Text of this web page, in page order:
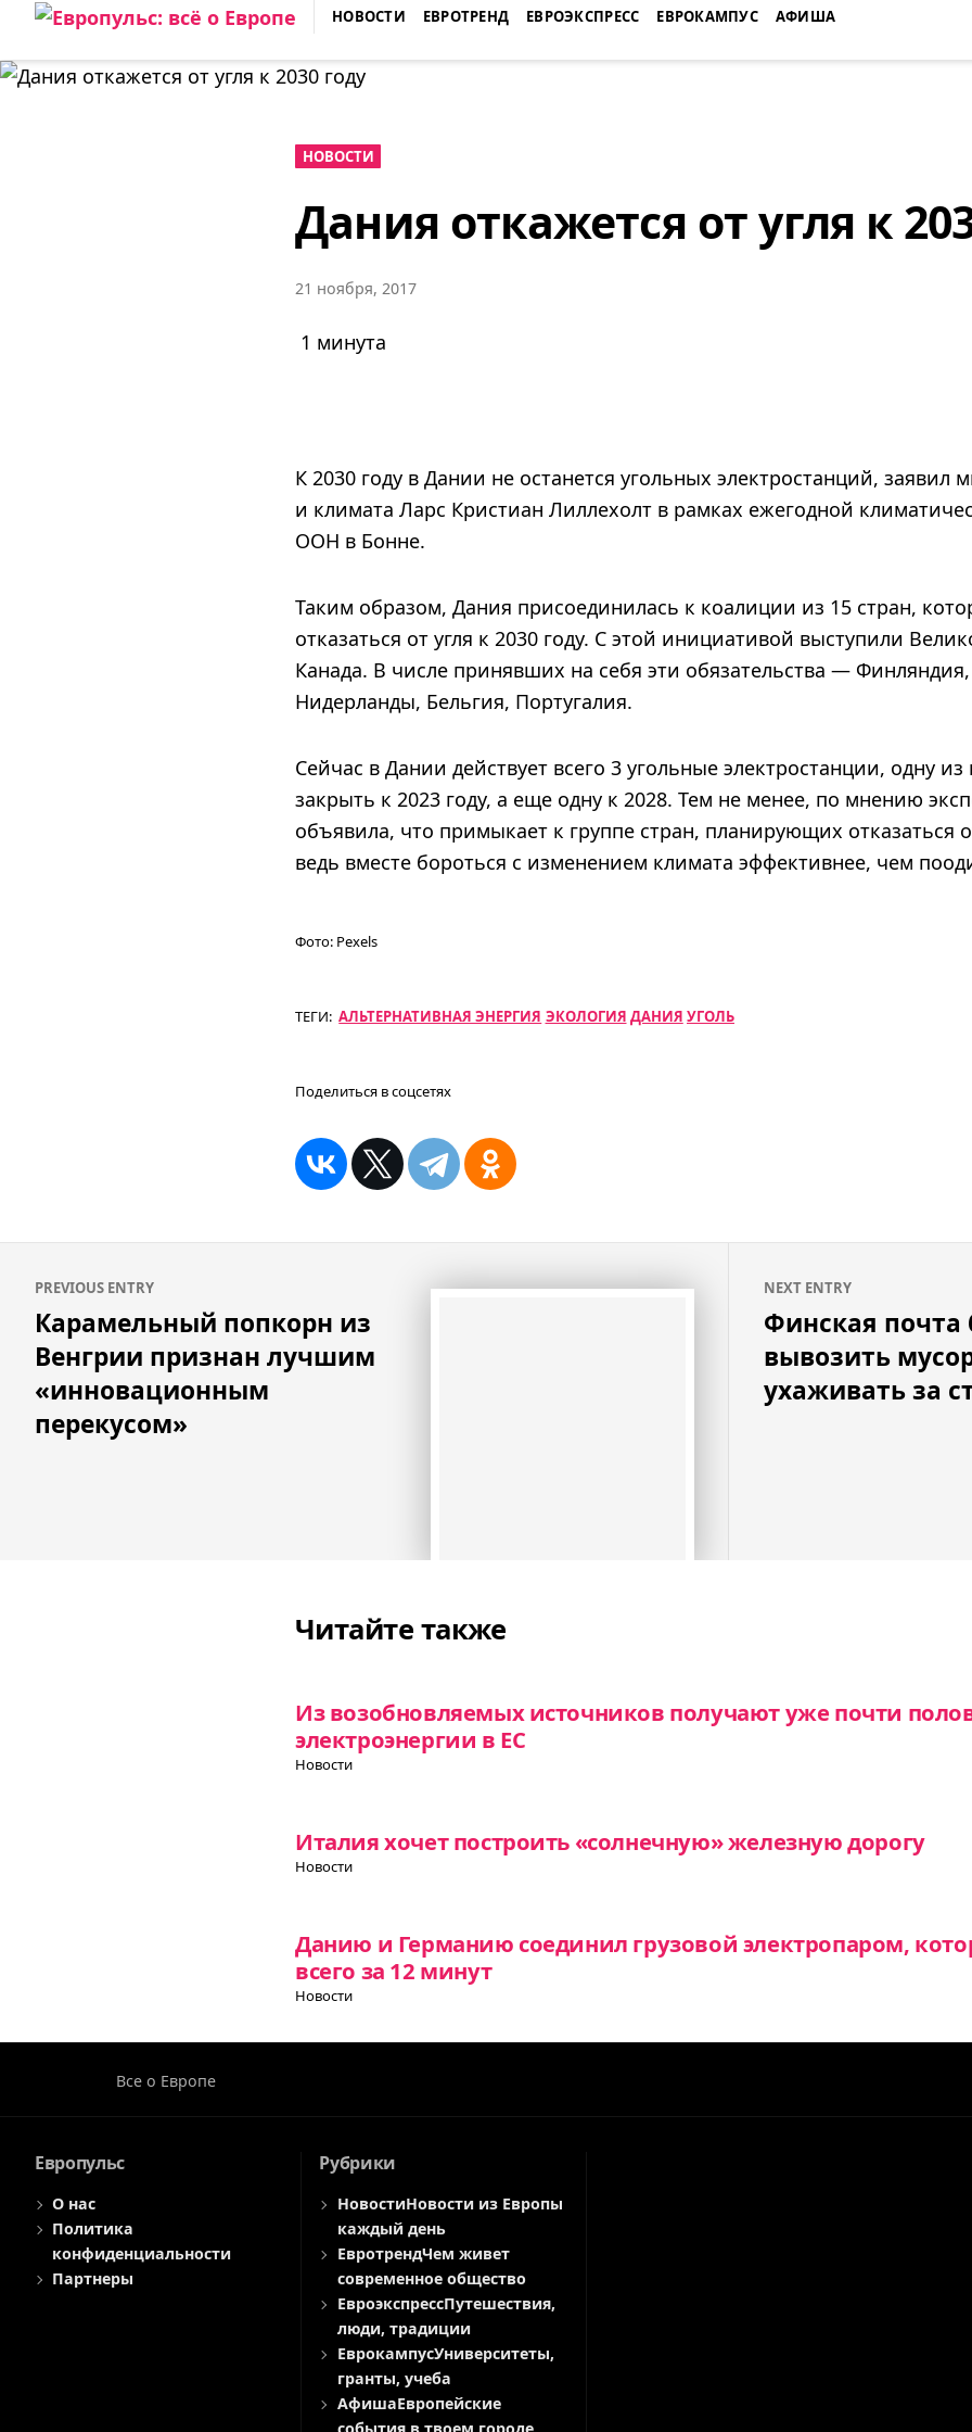
Skip
content
ЕВРОПУЛЬС: ВСЁ О ЕВРОПЕ
НОВОСТИ ЕВРОТРЕНД ЕВРОЭКСПРЕСС ЕВРОКАМПУС АФИША
НОВОСТИ
Дания откажется от угля к
21 ноября, 2017
1 минута
К 2030 году в Дании не останется угольных электростанций, заявил
и климата Ларс Кристиан Лиллехолт в рамках ежегодной
ООН в Бонне.
Таким образом, Дания присоединилась к коалиции из 15 стран,
отказаться от угля к 2030 году. С этой инициативой выступили
Канада. В числе принявших на себя эти обязательства —
Нидерланды, Бельгия, Португалия.
Сейчас в Дании действует всего 3 угольные электростанции, одну
закрыть к 2023 году, а еще одну к 2028. Тем не менее, по мнению
объявила, что примыкает к группе стран, планирующих отказаться
ведь вместе бороться с изменением климата эффективнее, чем
Фото: Pexels
ТЕГИ: АЛЬТЕРНАТИВНАЯ ЭНЕРГИЯ ЭКОЛОГИЯ ДАНИЯ УГОЛЬ
Поделиться в соцсетях
по
записям
PREVIOUS ENTRY
Карамельный попкорн из
Венгрии признан лучшим
«инновационным
перекусом»
NEXT ENTRY
Финская почта
вывозить
ухаживать за
Читайте также
Из возобновляемых источников получают уже почти
электроэнергии в ЕС
Новости
Италия хочет построить «солнечную» железную дорогу
Новости
Данию и Германию соединил грузовой электропаром,
всего за 12 минут
Новости
Все о Европе
Европульс
О нас
Политика
конфиденциальности
Партнеры
Рубрики
НовостиНовости из Европы
каждый день
ЕвротрендЧем живет
современное общество
ЕвроэкспрессПутешествия,
люди, традиции
ЕврокампусУниверситеты,
гранты, учеба
АфишаЕвропейские